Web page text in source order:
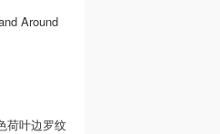
Around
荷叶边罗纹